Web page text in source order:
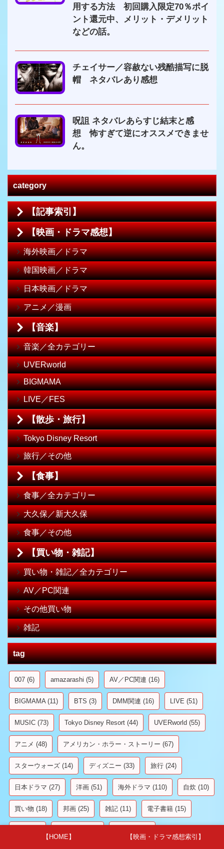
用する方法 初回購入限定70％ポイ
ント還元中、メリット・デメリット
などの話。
チェイサー／容赦ない残酷描写に脱
帽 ネタバレあり感想
呪詛 ネタバレあらすじ結末と感
想 怖すぎて逆にオススメできませ
ん。
category
【記事索引】
【映画・ドラマ感想】
海外映画／ドラマ
韓国映画／ドラマ
日本映画／ドラマ
アニメ／漫画
【音楽】
音楽／全カテゴリー
UVERworld
BIGMAMA
LIVE／FES
【散歩・旅行】
Tokyo Disney Resort
旅行／その他
【食事】
食事／全カテゴリー
大久保／新大久保
食事／その他
【買い物・雑記】
買い物・雑記／全カテゴリー
AV／PC関連
その他買い物
雑記
tag
007 (6) amazarashi (5) AV／PC関連 (16)
BIGMAMA (11) BTS (3) DMM関連 (16) LIVE (51)
MUSIC (73) Tokyo Disney Resort (44) UVERworld (55)
アニメ (48) アメリカン・ホラー・ストーリー (67)
スターウォーズ (14) ディズニー (33) 旅行 (24)
日本ドラマ (27) 洋画 (51) 海外ドラマ (110) 自炊 (10)
買い物 (18) 邦画 (25) 雑記 (11) 電子書籍 (15)
【HOME】 【映画・ドラマ感想索引】